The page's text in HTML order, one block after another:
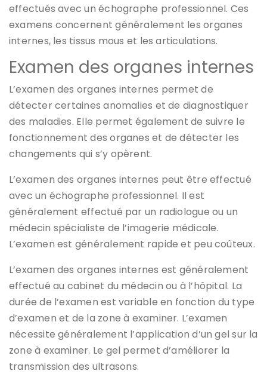
effectués avec un échographe professionnel. Ces
examens concernent généralement les organes
internes, les tissus mous et les articulations.
Examen des organes internes
L’examen des organes internes permet de
détecter certaines anomalies et de diagnostiquer
des maladies. Elle permet également de suivre le
fonctionnement des organes et de détecter les
changements qui s’y opèrent.
L’examen des organes internes peut être effectué
avec un échographe professionnel. Il est
généralement effectué par un radiologue ou un
médecin spécialiste de l’imagerie médicale.
L’examen est généralement rapide et peu coûteux.
L’examen des organes internes est généralement
effectué au cabinet du médecin ou à l’hôpital. La
durée de l’examen est variable en fonction du type
d’examen et de la zone à examiner. L’examen
nécessite généralement l’application d’un gel sur la
zone à examiner. Le gel permet d’améliorer la
transmission des ultrasons.